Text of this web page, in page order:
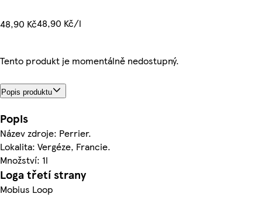
48,90 Kč48,90 Kč/l
Tento produkt je momentálně nedostupný.
Popis produktu
Popis
Název zdroje: Perrier.
Lokalita: Vergéze, Francie.
Množství: 1l
Loga třetí strany
Mobius Loop